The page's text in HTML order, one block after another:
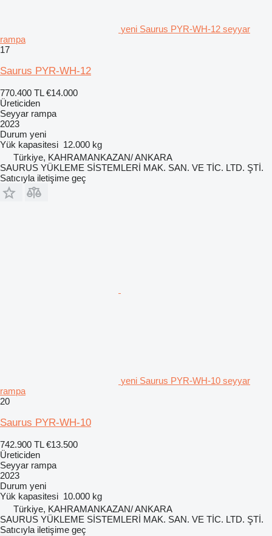
yeni Saurus PYR-WH-12 seyyar
rampa
17
Saurus PYR-WH-12
770.400 TL €14.000
Üreticiden
Seyyar rampa
2023
Durum yeni
Yük kapasitesi 12.000 kg
Türkiye, KAHRAMANKAZAN/ ANKARA
SAURUS YÜKLEME SİSTEMLERİ MAK. SAN. VE TİC. LTD. ŞTİ.
Satıcıyla iletişime geç
yeni Saurus PYR-WH-10 seyyar
rampa
20
Saurus PYR-WH-10
742.900 TL €13.500
Üreticiden
Seyyar rampa
2023
Durum yeni
Yük kapasitesi 10.000 kg
Türkiye, KAHRAMANKAZAN/ ANKARA
SAURUS YÜKLEME SİSTEMLERİ MAK. SAN. VE TİC. LTD. ŞTİ.
Satıcıyla iletişime geç